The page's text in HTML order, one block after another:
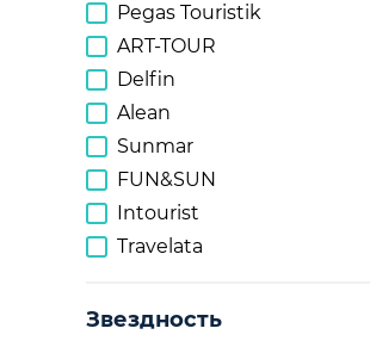
Pegas Touristik
ART-TOUR
Delfin
Alean
Sunmar
FUN&SUN
Intourist
Travelata
Звездность